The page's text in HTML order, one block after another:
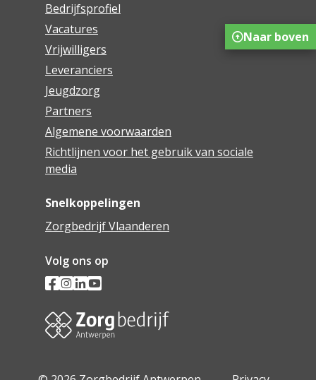
Bedrijfsprofiel
Vacatures
Vrijwilligers
Leveranciers
Jeugdzorg
Partners
Algemene voorwaarden
Richtlijnen voor het gebruik van sociale
media
Snelkoppelingen
Zorgbedrijf Vlaanderen
Volg ons op
Naar boven